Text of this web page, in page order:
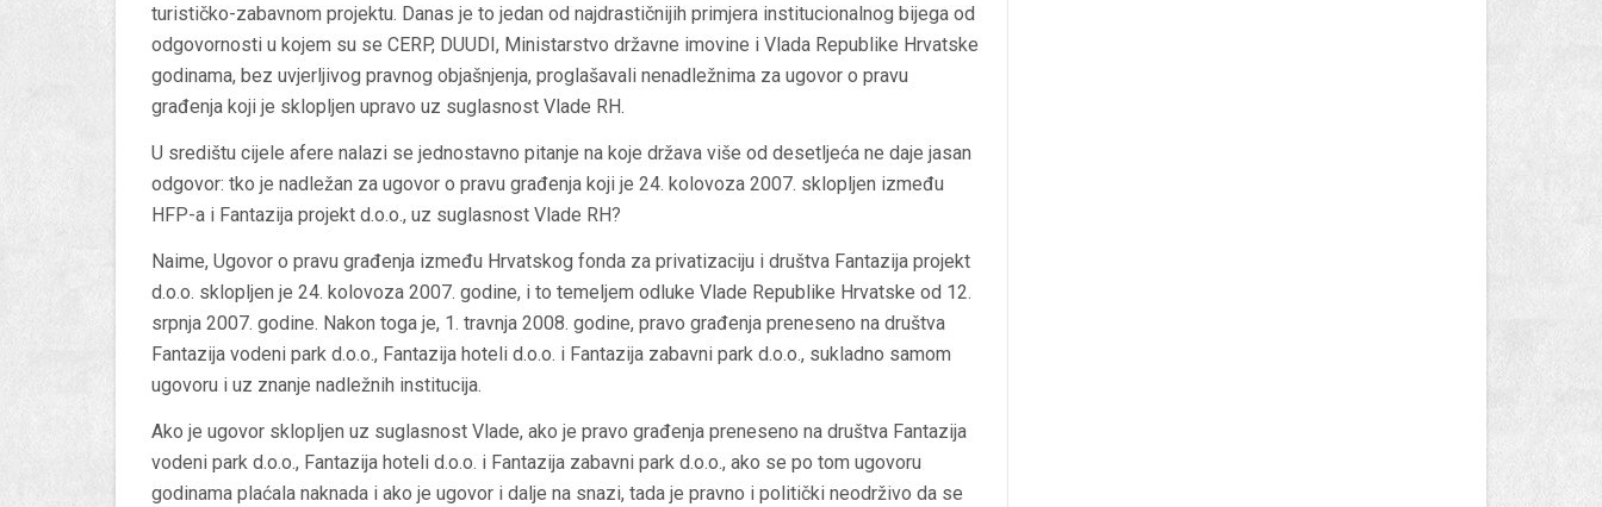
turističko-zabavnom projektu. Danas je to jedan od najdrastičnijih primjera institucionalnog bijega od
odgovornosti u kojem su se CERP, DUUDI, Ministarstvo državne imovine i Vlada Republike Hrvatske
godinama, bez uvjerljivog pravnog objašnjenja, proglašavali nenadležnima za ugovor o pravu
građenja koji je sklopljen upravo uz suglasnost Vlade RH.
U središtu cijele afere nalazi se jednostavno pitanje na koje država više od desetljeća ne daje jasan
odgovor: tko je nadležan za ugovor o pravu građenja koji je 24. kolovoza 2007. sklopljen između
HFP-a i Fantazija projekt d.o.o., uz suglasnost Vlade RH?
Naime, Ugovor o pravu građenja između Hrvatskog fonda za privatizaciju i društva Fantazija projekt
d.o.o. sklopljen je 24. kolovoza 2007. godine, i to temeljem odluke Vlade Republike Hrvatske od 12.
srpnja 2007. godine. Nakon toga je, 1. travnja 2008. godine, pravo građenja preneseno na društva
Fantazija vodeni park d.o.o., Fantazija hoteli d.o.o. i Fantazija zabavni park d.o.o., sukladno samom
ugovoru i uz znanje nadležnih institucija.
Ako je ugovor sklopljen uz suglasnost Vlade, ako je pravo građenja preneseno na društva Fantazija
vodeni park d.o.o., Fantazija hoteli d.o.o. i Fantazija zabavni park d.o.o., ako se po tom ugovoru
godinama plaćala naknada i ako je ugovor i dalje na snazi, tada je pravno i politički neodrživo da se